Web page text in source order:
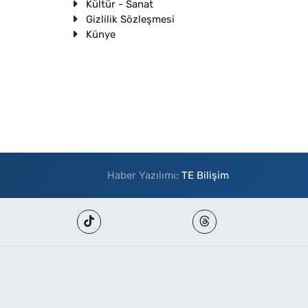
Kültür - Sanat
Gizlilik Sözleşmesi
Künye
Haber Yazılımı:TE Bilişim